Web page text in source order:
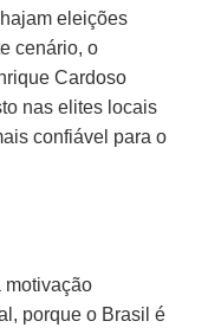
eleições
cenário, o
Cardoso
nas elites locais
confiável para o
motivação
porque o Brasil é